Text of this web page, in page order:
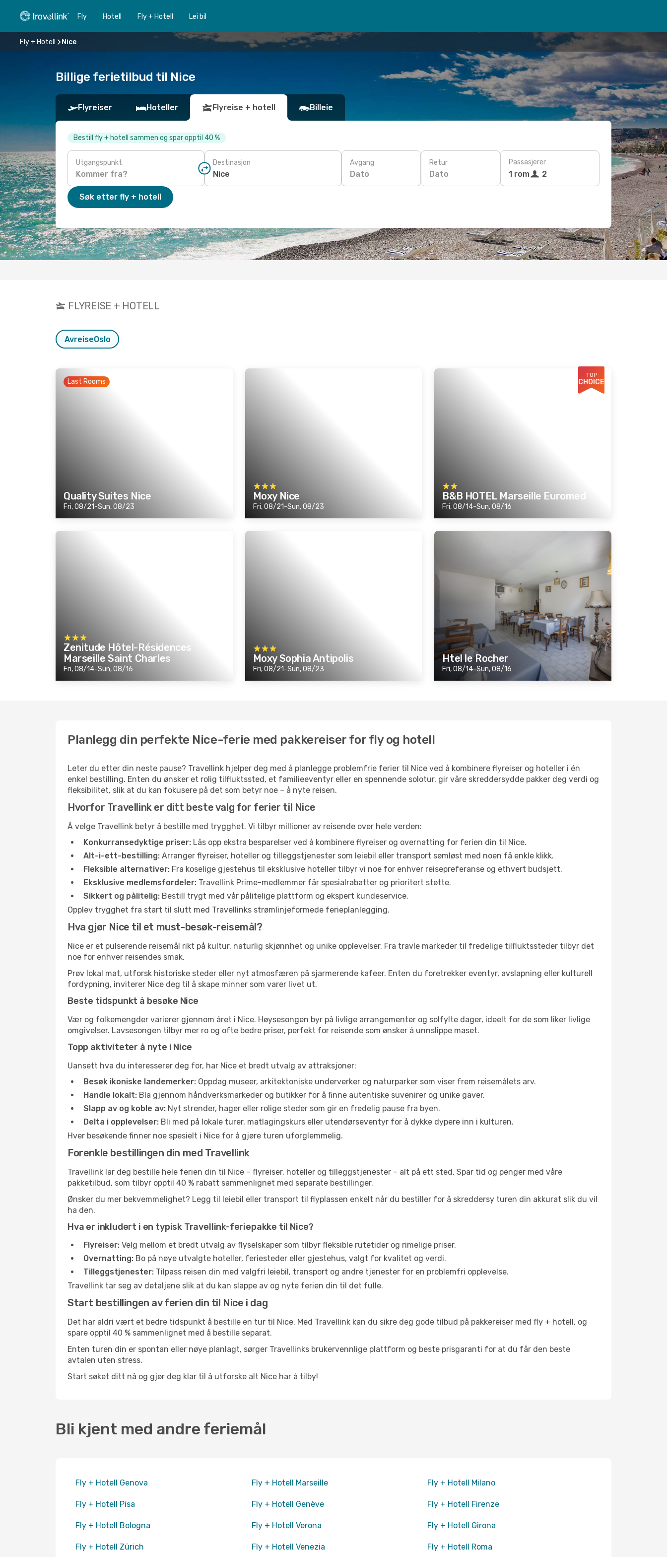
Fly Hotell Fly + Hotell Lei bil
Fly + Hotell Nice
Billige ferietilbud til Nice
Flyreiser Hoteller Flyreise + hotell Billeie
Bestill fly + hotell sammen og spar opptil 40 %
Utgangspunkt Destinasjon Avgang
Dato
Retur
Dato
Passasjerer
1 rom 2
Søk etter fly + hotell
FLYREISE + HOTELL
AvreiseOslo
Last Rooms
Quality Suites Nice
Fri, 08/21-Sun, 08/23
Moxy Nice
Fri, 08/21-Sun, 08/23
TOP
CHOICE
B&B HOTEL Marseille Euromed
Fri, 08/14-Sun, 08/16
Zenitude Hôtel-Résidences
Marseille Saint Charles
Fri, 08/14-Sun, 08/16
Moxy Sophia Antipolis
Fri, 08/21-Sun, 08/23
Htel le Rocher
Fri, 08/14-Sun, 08/16
Planlegg din perfekte Nice-ferie med pakkereiser for fly og hotell
Leter du etter din neste pause? Travellink hjelper deg med å planlegge problemfrie ferier til Nice ved å kombinere flyreiser og hoteller i én
enkel bestilling. Enten du ønsker et rolig tilfluktssted, et familieeventyr eller en spennende solotur, gir våre skreddersydde pakker deg verdi og
fleksibilitet, slik at du kan fokusere på det som betyr noe – å nyte reisen.
Hvorfor Travellink er ditt beste valg for ferier til Nice
Å velge Travellink betyr å bestille med trygghet. Vi tilbyr millioner av reisende over hele verden:
Konkurransedyktige priser: Lås opp ekstra besparelser ved å kombinere flyreiser og overnatting for ferien din til Nice.
Alt-i-ett-bestilling: Arranger flyreiser, hoteller og tilleggstjenester som leiebil eller transport sømløst med noen få enkle klikk.
Fleksible alternativer: Fra koselige gjestehus til eksklusive hoteller tilbyr vi noe for enhver reisepreferanse og ethvert budsjett.
Eksklusive medlemsfordeler: Travellink Prime-medlemmer får spesialrabatter og prioritert støtte.
Sikkert og pålitelig: Bestill trygt med vår pålitelige plattform og ekspert kundeservice.
Opplev trygghet fra start til slutt med Travellinks strømlinjeformede ferieplanlegging.
Hva gjør Nice til et must-besøk-reisemål?
Nice er et pulserende reisemål rikt på kultur, naturlig skjønnhet og unike opplevelser. Fra travle markeder til fredelige tilfluktssteder tilbyr det
noe for enhver reisendes smak.
Prøv lokal mat, utforsk historiske steder eller nyt atmosfæren på sjarmerende kafeer. Enten du foretrekker eventyr, avslapning eller kulturell
fordypning, inviterer Nice deg til å skape minner som varer livet ut.
Beste tidspunkt å besøke Nice
Vær og folkemengder varierer gjennom året i Nice. Høysesongen byr på livlige arrangementer og solfylte dager, ideelt for de som liker livlige
omgivelser. Lavsesongen tilbyr mer ro og ofte bedre priser, perfekt for reisende som ønsker å unnslippe maset.
Topp aktiviteter å nyte i Nice
Uansett hva du interesserer deg for, har Nice et bredt utvalg av attraksjoner:
Besøk ikoniske landemerker: Oppdag museer, arkitektoniske underverker og naturparker som viser frem reisemålets arv.
Handle lokalt: Bla gjennom håndverksmarkeder og butikker for å finne autentiske suvenirer og unike gaver.
Slapp av og koble av: Nyt strender, hager eller rolige steder som gir en fredelig pause fra byen.
Delta i opplevelser: Bli med på lokale turer, matlagingskurs eller utendørseventyr for å dykke dypere inn i kulturen.
Hver besøkende finner noe spesielt i Nice for å gjøre turen uforglemmelig.
Forenkle bestillingen din med Travellink
Travellink lar deg bestille hele ferien din til Nice – flyreiser, hoteller og tilleggstjenester – alt på ett sted. Spar tid og penger med våre
pakketilbud, som tilbyr opptil 40 % rabatt sammenlignet med separate bestillinger.
Ønsker du mer bekvemmelighet? Legg til leiebil eller transport til flyplassen enkelt når du bestiller for å skreddersy turen din akkurat slik du vil
ha den.
Hva er inkludert i en typisk Travellink-feriepakke til Nice?
Flyreiser: Velg mellom et bredt utvalg av flyselskaper som tilbyr fleksible rutetider og rimelige priser.
Overnatting: Bo på nøye utvalgte hoteller, feriesteder eller gjestehus, valgt for kvalitet og verdi.
Tilleggstjenester: Tilpass reisen din med valgfri leiebil, transport og andre tjenester for en problemfri opplevelse.
Travellink tar seg av detaljene slik at du kan slappe av og nyte ferien din til det fulle.
Start bestillingen av ferien din til Nice i dag
Det har aldri vært et bedre tidspunkt å bestille en tur til Nice. Med Travellink kan du sikre deg gode tilbud på pakkereiser med fly + hotell, og
spare opptil 40 % sammenlignet med å bestille separat.
Enten turen din er spontan eller nøye planlagt, sørger Travellinks brukervennlige plattform og beste prisgaranti for at du får den beste
avtalen uten stress.
Start søket ditt nå og gjør deg klar til å utforske alt Nice har å tilby!
Bli kjent med andre feriemål
Fly + Hotell Genova Fly + Hotell Marseille Fly + Hotell Milano
Fly + Hotell Pisa Fly + Hotell Genève Fly + Hotell Firenze
Fly + Hotell Bologna Fly + Hotell Verona Fly + Hotell Girona
Fly + Hotell Zürich Fly + Hotell Venezia Fly + Hotell Roma